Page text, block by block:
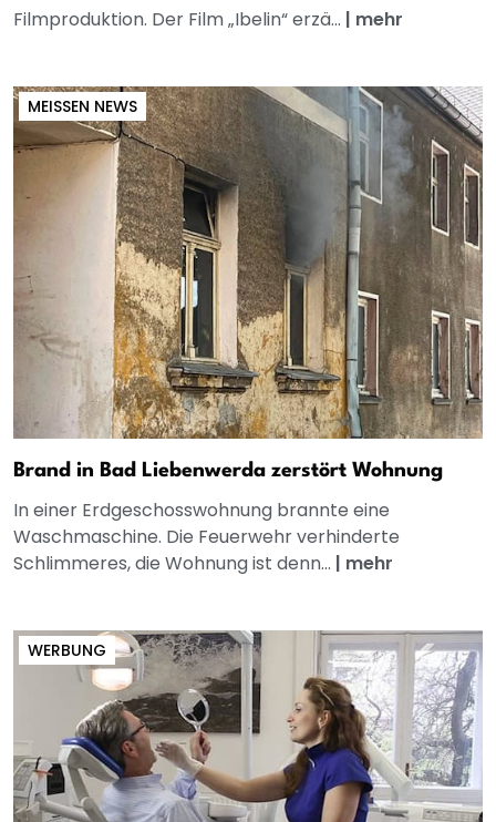
Filmproduktion. Der Film „Ibelin“ erzä... | mehr
MEISSEN NEWS
Brand in Bad Liebenwerda zerstört Wohnung
In einer Erdgeschosswohnung brannte eine
Waschmaschine. Die Feuerwehr verhinderte
Schlimmeres, die Wohnung ist denn... | mehr
WERBUNG